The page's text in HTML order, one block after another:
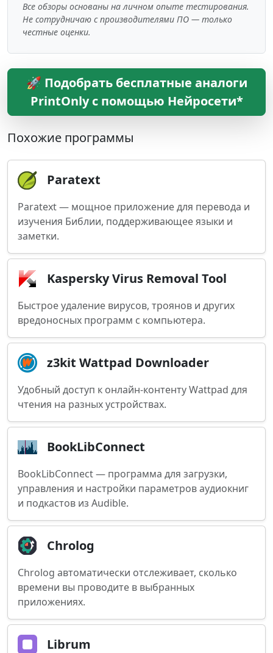
Все обзоры основаны на личном опыте тестирования.
Не сотрудничаю с производителями ПО — только
честные оценки.
🚀 Подобрать бесплатные аналоги
PrintOnly с помощью Нейросети*
Похожие программы
Paratext
Paratext — мощное приложение для перевода и
изучения Библии, поддерживающее языки и
заметки.
Kaspersky Virus Removal Tool
Быстрое удаление вирусов, троянов и других
вредоносных программ с компьютера.
z3kit Wattpad Downloader
Удобный доступ к онлайн-контенту Wattpad для
чтения на разных устройствах.
BookLibConnect
BookLibConnect — программа для загрузки,
управления и настройки параметров аудиокниг
и подкастов из Audible.
Chrolog
Chrolog автоматически отслеживает, сколько
времени вы проводите в выбранных
приложениях.
Librum